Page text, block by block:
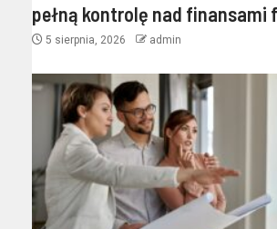
pełną kontrolę nad finansami
5 sierpnia, 2026 admin